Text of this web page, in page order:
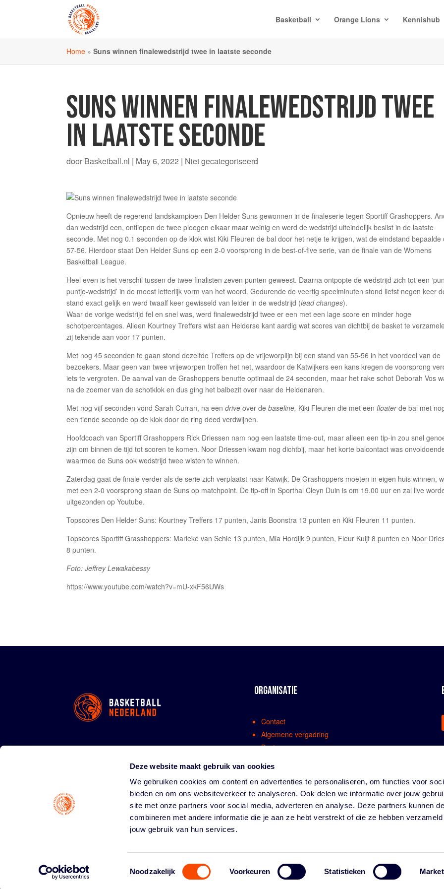
Deze website maakt gebruik van cookies
We gebruiken cookies om content en advertenties te personaliseren, om functies voor
bieden en om ons websiteverkeer te analyseren. Ook delen we informatie over jouw
site met onze partners voor social media, adverteren en analyse. Deze partners kunnen
combineren met andere informatie die je aan ze hebt verstrekt of die ze hebben
jouw gebruik van hun services.
Toestemmingsselectie
Noodzakelijk Voorkeuren Statistieken
Basketball Orange Lions Kennishub
Home »Suns winnen finalewedstrijd twee in laatste seconde
SUNS WINNEN FINALEWEDSTRIJD TWEE
IN LAATSTE SECONDE
door Basketball.nl | May 6, 2022 | Niet gecategoriseerd
Opnieuw heeft de regerend landskampioen Den Helder Suns gewonnen in de finaleserie tegen Sportiff Grashoppers.
dan wedstrijd een, ontliepen de twee ploegen elkaar maar weinig en werd de wedstrijd uiteindelijk beslist in de laatste
seconde. Met nog 0.1 seconden op de klok wist Kiki Fleuren de bal door het netje te krijgen, wat de eindstand bepaalde
57-56. Hierdoor staat Den Helder Suns op een 2-0 voorsprong in de best-of-five serie, van de finale van de Womens
Basketball League.
Heel even is het verschil tussen de twee finalisten zeven punten geweest. Daarna ontpopte de wedstrijd zich tot een
puntje-wedstrijd’ in de meest letterlijk vorm van het woord. Gedurende de veertig speelminuten stond liefst negen keer
stand exact gelijk en werd twaalf keer gewisseld van leider in de wedstrijd (lead changes).
Waar de vorige wedstrijd fel en snel was, werd finalewedstrijd twee er een met een lage score en minder hoge
schotpercentages. Alleen Kourtney Treffers wist aan Helderse kant aardig wat scores van dichtbij de basket te
zij tekende aan voor 17 punten.
Met nog 45 seconden te gaan stond dezelfde Treffers op de vrijeworplijn bij een stand van 55-56 in het voordeel van de
bezoekers. Maar geen van twee vrijeworpen troffen het net, waardoor de Katwijkers een kans kregen de voorsprong
iets te vergroten. De aanval van de Grashoppers benutte optimaal de 24 seconden, maar het rake schot Deborah Vos
na de zoemer van de schotklok en dus ging het balbezit over naar de Heldenaren.
Met nog vijf seconden vond Sarah Curran, na eendrive over debaseline, Kiki Fleuren die met eenfloaterde bal met
een tiende seconde op de klok door de ring deed verdwijnen.
Hoofdcoach van Sportiff Grashoppers Rick Driessen nam nog een laatste time-out, maar alleen een tip-in zou snel
zijn om binnen de tijd tot scoren te komen. Noor Driessen kwam nog dichtbij, maar het korte balcontact was
waarmee de Suns ook wedstrijd twee wisten te winnen.
Zaterdag gaat de finale verder als de serie zich verplaatst naar Katwijk. De Grashoppers moeten in eigen huis winnen,
met een 2-0 voorsprong staan de Suns op matchpoint. De tip-off in Sporthal Cleyn Duin is om 19.00 uur en zal live
uitgezonden op Youtube.
Topscores Den Helder Suns: Kourtney Treffers 17 punten, Janis Boonstra 13 punten en Kiki Fleuren 11 punten.
Topscores Sportiff Grasshoppers: Marieke van Schie 13 punten, Mia Hordijk 9 punten, Fleur Kuijt 8 punten en Noor
8 punten.
Foto: Jeffrey Lewakabessy
https://www.youtube.com/watch?v=mU-xkF56UWs
ORGANISATIE
Contact
Algemene vergadring
Bestuur
Bondsreglementen
Klachtenregeling
Partners
Vacatures